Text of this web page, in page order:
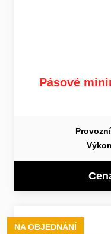
Pásové
NA OBJEDNÁNÍ